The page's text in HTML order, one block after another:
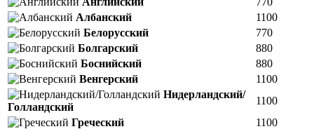
Албанский
1100
Белорусский
770
Болгарский
880
Боснийский
880
Венгерский
1100
Нидерландский/
Голландский
1100
Греческий
1100